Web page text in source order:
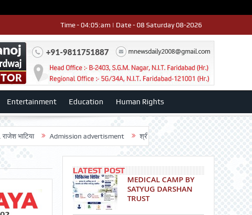
Time - 04:05:am | Date - 08 Saturday 08-2026
Entertainment Education Human Rights
Admission advertisment श्री हनुमान मंदिर 3डी-42 का वार्षिकोत्सव धूमधाम से मनाया:
LATEST POST
MEDICAL CAMP BY
SATYUG DARSHAN
TRUST